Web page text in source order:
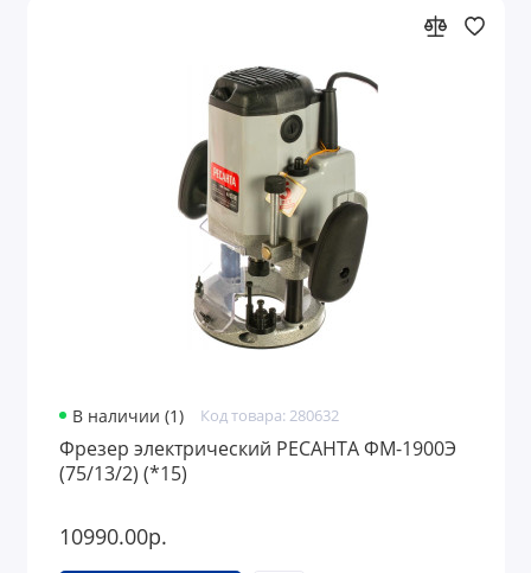
В наличии (1) Код товара: 280632
Фрезер электрический РЕСАНТА ФМ-1900Э
(75/13/2) (*15)
10990.00р.